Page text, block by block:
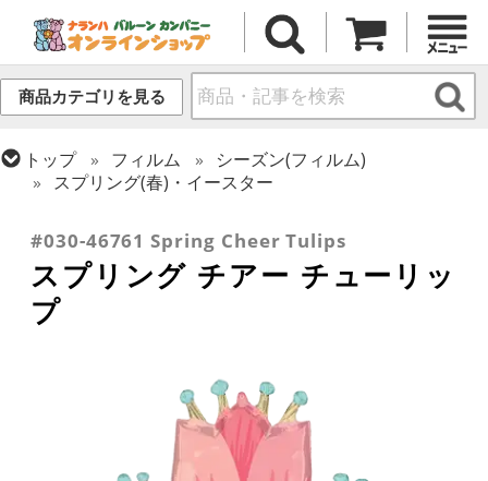
商品カテゴリを見る
トップ フィルム
シーズン(フィルム)
スプリング(春)・イースター
#030-46761 Spring Cheer Tulips
スプリング チアー チューリッ
プ